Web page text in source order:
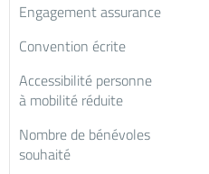
Engagement assurance
Convention écrite
Accessibilité personne
à mobilité réduite
Nombre de bénévoles
souhaité